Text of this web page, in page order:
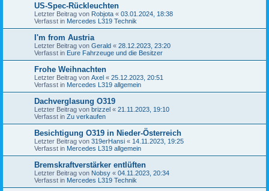
US-Spec-Rückleuchten
Letzter Beitrag von Robjota « 03.01.2024, 18:38
Verfasst in Mercedes L319 Technik
I'm from Austria
Letzter Beitrag von Gerald « 28.12.2023, 23:20
Verfasst in Eure Fahrzeuge und die Besitzer
Frohe Weihnachten
Letzter Beitrag von Axel « 25.12.2023, 20:51
Verfasst in Mercedes L319 allgemein
Dachverglasung O319
Letzter Beitrag von brizzel « 21.11.2023, 19:10
Verfasst in Zu verkaufen
Besichtigung O319 in Nieder-Österreich
Letzter Beitrag von 319erHansi « 14.11.2023, 19:25
Verfasst in Mercedes L319 allgemein
Bremskraftverstärker entlüften
Letzter Beitrag von Nobsy « 04.11.2023, 20:34
Verfasst in Mercedes L319 Technik